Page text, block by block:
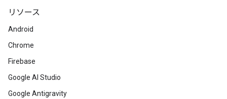
リソース
Android
Chrome
Firebase
Google AI Studio
Google Antigravity